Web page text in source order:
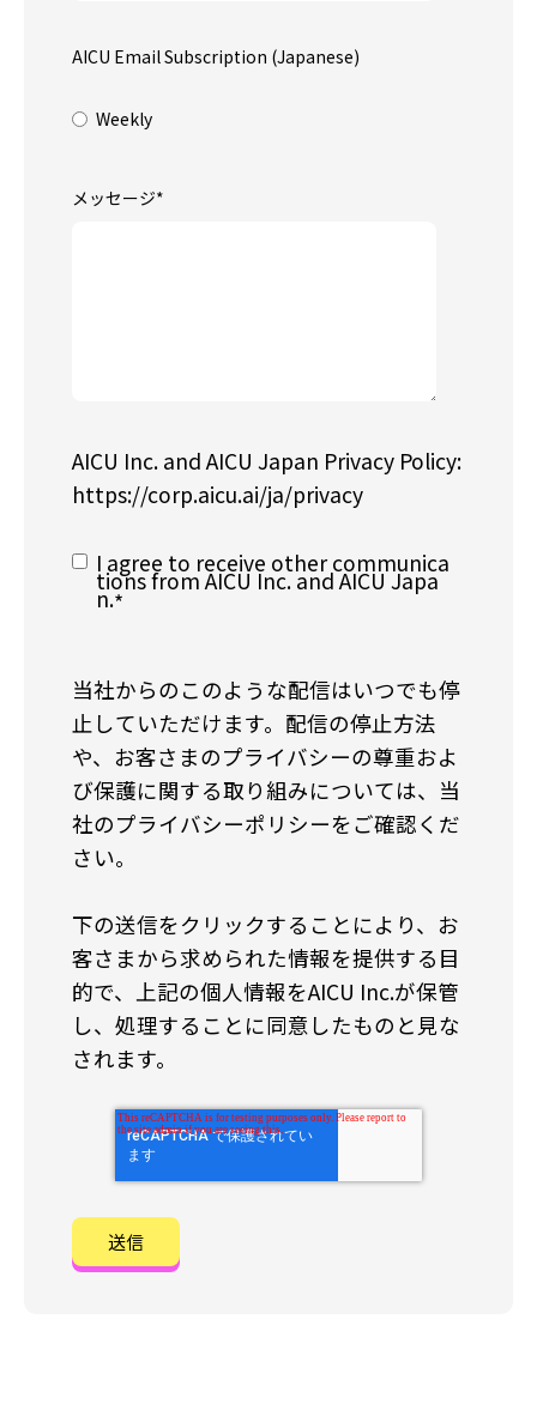
AICU Email Subscription (Japanese)
Weekly
メッセージ*
AICU Inc. and AICU Japan Privacy Policy:
https://corp.aicu.ai/ja/privacy
I agree to receive other communica
tions from AICU Inc. and AICU Japa
n.*
当社からのこのような配信はいつでも停
止していただけます。配信の停止方法
や、お客さまのプライバシーの尊重およ
び保護に関する取り組みについては、当
社のプライバシーポリシーをご確認くだ
さい。
下の送信をクリックすることにより、お
客さまから求められた情報を提供する目
的で、上記の個人情報をAICU Inc.が保管
し、処理することに同意したものと見な
されます。